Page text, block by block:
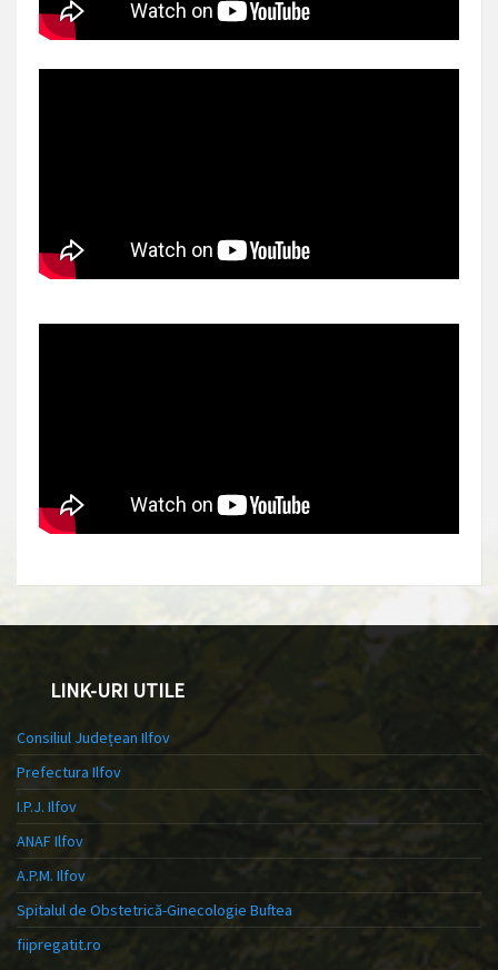
LINK-URI UTILE
Consiliul Județean Ilfov
Prefectura Ilfov
I.P.J. Ilfov
ANAF Ilfov
A.P.M. Ilfov
Spitalul de Obstetrică-Ginecologie Buftea
fiipregatit.ro